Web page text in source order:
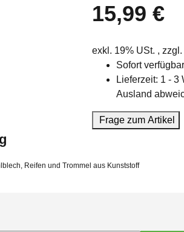
15,99 €
exkl. 19% USt. , zzgl.
Sofort verfügbar
Lieferzeit: 1 - 3
Ausland
Frage zum Artikel
Reifen und Trommel aus Kunststoff